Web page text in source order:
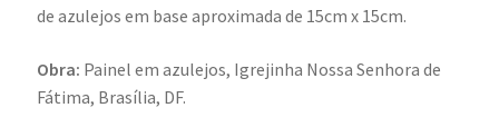
de azulejos em base aproximada de 15cm x 15cm.
Obra: Painel em azulejos, Igrejinha Nossa Senhora de
Fátima, Brasília, DF.